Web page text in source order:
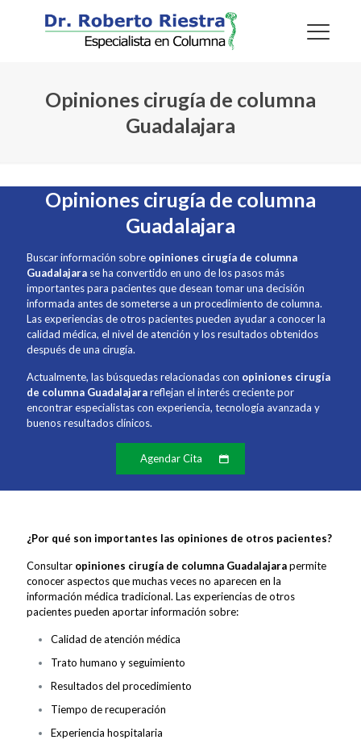
Opiniones cirugía de columna
Guadalajara
Opiniones cirugía de columna
Guadalajara
Buscar información sobre opiniones cirugía de columna
Guadalajara se ha convertido en uno de los pasos más
importantes para pacientes que desean tomar una decisión
informada antes de someterse a un procedimiento de columna.
Las experiencias de otros pacientes pueden ayudar a conocer la
calidad médica, el nivel de atención y los resultados obtenidos
después de una cirugía.
Actualmente, las búsquedas relacionadas con opiniones cirugía
de columna Guadalajarareflejan el interés creciente por
encontrar especialistas con experiencia, tecnología avanzada y
buenos resultados clínicos.
Agendar Cita
¿Por qué son importantes las opiniones de otros pacientes?
Consultar opiniones cirugía de columna Guadalajarapermite
conocer aspectos que muchas veces no aparecen en la
información médica tradicional. Las experiencias de otros
pacientes pueden aportar información sobre:
Calidad de atención médica
Trato humano y seguimiento
Resultados del procedimiento
Tiempo de recuperación
Experiencia hospitalaria